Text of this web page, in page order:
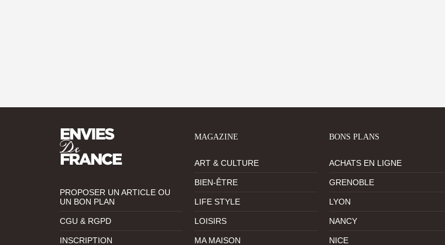
PROPOSER UN ARTICLE OU
UN BON PLAN
CGU & RGPD
INSCRIPTION
MAGAZINE
ART & CULTURE
BIEN-ÊTRE
LIFE STYLE
LOISIRS
MA MAISON
BONS PLANS
ACHATS EN LIGNE
GRENOBLE
LYON
NANCY
NICE